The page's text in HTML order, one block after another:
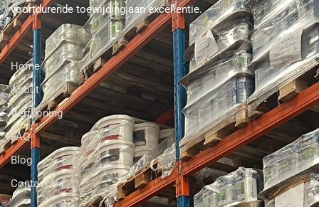
voortdurende toewijding aan excellentie.
Home
About Us
Verfkoning
FAQ
Blog
Contact Us